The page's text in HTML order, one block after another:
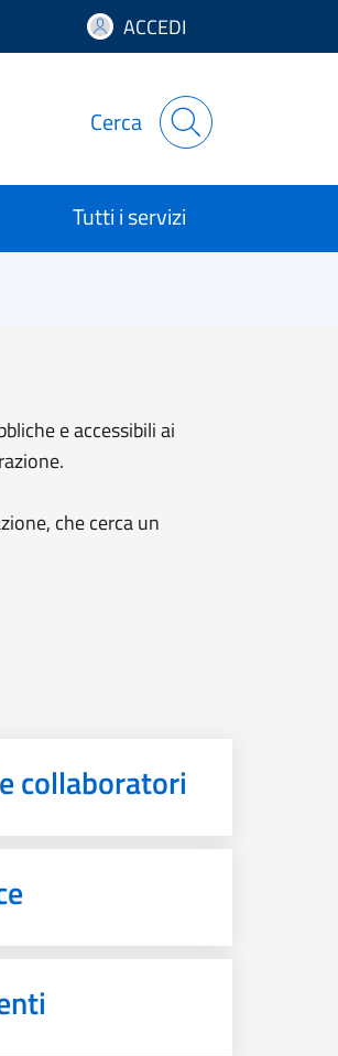
ACCEDI
Cerca
Tutti i servizi
e accessibili ai
che cerca un
collaboratori